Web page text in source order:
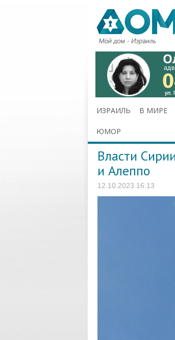
ИЗРАИЛЬ В МИРЕ
ЮМОР
Власти
и Алеппо
12.10.2023 16:13